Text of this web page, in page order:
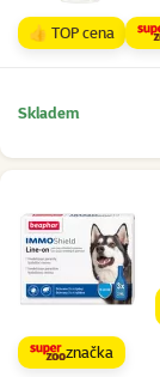
👍 TOP cena
Skladem
značka